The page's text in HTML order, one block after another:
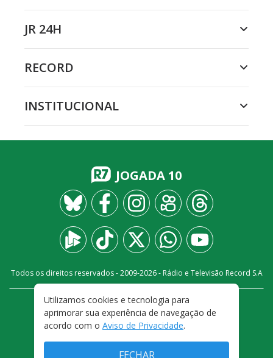
JR 24H
RECORD
INSTITUCIONAL
JOGADA 10
Todos os direitos reservados - 2009-2026- Rádio e Televisão Record S.A
FALE CONOSCO
PRIVACIDADE
TERMOS E CONDIÇÕES DE USO
Utilizamos cookies e tecnologia para
aprimorar sua experiência de navegação de
acordo com o Aviso de Privacidade.
FECHAR